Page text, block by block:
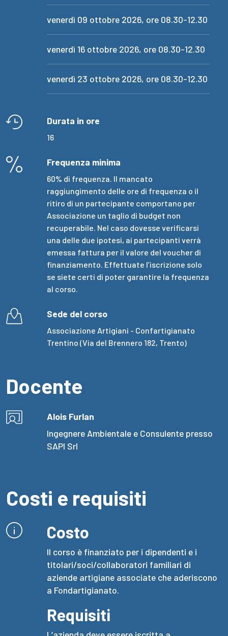
venerdì 09 ottobre 2026, ore 08.30-12.30
venerdì 16 ottobre 2026, ore 08.30-12.30
venerdì 23 ottobre 2026, ore 08.30-12.30
Durata in ore
16
Frequenza minima
60% di frequenza. Il mancato
raggiungimento delle ore di frequenza o il
ritiro di un partecipante comportano per
Associazione un taglio di budget non
recuperabile. Nel caso dovesse verificarsi
una delle due ipotesi, ai partecipanti verrà
emessa fattura per il valore del voucher di
finanziamento. Effettuate l’iscrizione solo
se siete certi di poter garantire la frequenza
al corso.
Sede del corso
Associazione Artigiani - Confartigianato
Trentino (Via del Brennero 182, Trento)
Docente
Alois Furlan
Ingegnere Ambientale e Consulente presso
SAPI Srl
Costi e requisiti
Costo
Il corso è finanziato per i dipendenti e i
titolari/soci/collaboratori familiari di
aziende artigiane associate che aderiscono
a Fondartigianato.
Requisiti